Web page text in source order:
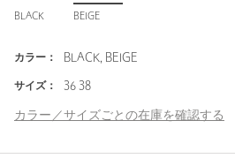
BLACK BEIGE
カラー： BLACK, BEIGE
サイズ： 36 38
カラー／サイズごとの在庫を確認する